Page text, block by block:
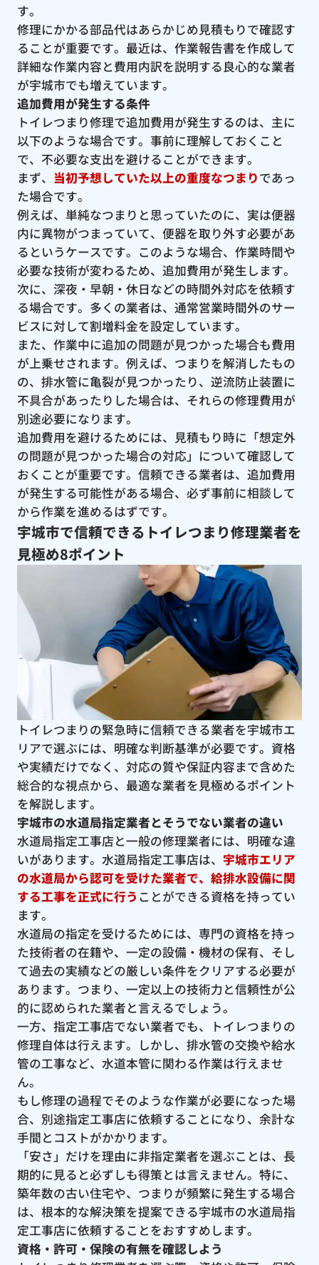
す。
修理にかかる部品代はあらかじめ見積もりで確認す
ることが重要です。最近は、作業報告書を作成して
詳細な作業内容と費用内訳を説明する良心的な業者
が宇城市でも増えています。
追加費用が発生する条件
トイレつまり修理で追加費用が発生するのは、主に
以下のような場合です。事前に理解しておくこと
で、不必要な支出を避けることができます。
まず、 当初予想していた以上の重度なつまりであっ
た場合です。
例えば、単純なつまりと思っていたのに、実は便器
内に異物がつまっていて、便器を取り外す必要があ
るというケースです。このような場合、作業時間や
必要な技術が変わるため、追加費用が発生します。
次に、深夜・早朝・休日などの時間外対応を依頼す
る場合です。多くの業者は、通常営業時間外のサー
ビスに対して割増料金を設定しています。
また、作業中に追加の問題が見つかった場合も費用
が上乗せされます。例えば、つまりを解消したもの
の、排水管に亀裂が見つかったり、逆流防止装置に
不具合があったりした場合は、それらの修理費用が
別途必要になります。
追加費用を避けるためには、見積もり時に「想定外
の問題が見つかった場合の対応」について確認して
おくことが重要です。信頼できる業者は、追加費用
が発生する可能性がある場合、必ず事前に相談して
から作業を進めるはずです。
宇城市で信頼できるトイレつまり修理業者を
見極め8ポイント
トイレつまりの緊急時に信頼できる業者を宇城市エ
リアで選ぶには、明確な判断基準が必要です。資格
や実績だけでなく、対応の質や保証内容まで含めた
総合的な視点から、最適な業者を見極めるポイント
を解説します。
宇城市の水道局指定業者とそうでない業者の違い
水道局指定工事店と一般の修理業者には、明確な違
いがあります。水道局指定工事店は、 宇城市エリア
の水道局から認可を受けた業者で、給排水設備に関
する工事を正式に行う ことができる資格を持ってい
ます。
水道局の指定を受けるためには、専門の資格を持っ
た技術者の在籍や、一定の設備・機材の保有、そし
て過去の実績などの厳しい条件をクリアする必要が
あります。つまり、一定以上の技術力と信頼性が公
的に認められた業者と言えるでしょう。
一方、指定工事店でない業者でも、トイレつまりの
修理自体は行えます。しかし、排水管の交換や給水
管の工事など、水道本管に関わる作業は行えませ
ん。
もし修理の過程でそのような作業が必要になった場
合、別途指定工事店に依頼することになり、余計な
手間とコストがかかります。
「安さ」だけを理由に非指定業者を選ぶことは、長
期的に見ると必ずしも得策とは言えません。特に、
築年数の古い住宅や、つまりが頻繁に発生する場合
は、根本的な解決策を提案できる宇城市の水道局指
定工事店に依頼することをおすすめします。
資格・許可・保険の有無を確認しよう